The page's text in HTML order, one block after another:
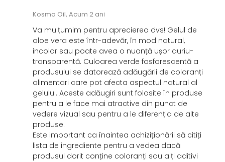
Kosmo Oil, Acum 2 ani
Va mulțumim pentru aprecierea dvs! Gelul de
aloe vera este într-adevăr, în mod natural,
incolor sau poate avea o nuanță ușor auriu-
transparentă. Culoarea verde fosforescentă a
produsului se datorează adăugării de coloranți
alimentari care pot afecta aspectul natural al
gelului. Aceste adăugiri sunt folosite în produse
pentru a le face mai atractive din punct de
vedere vizual sau pentru a le diferenția de alte
produse.
Este important ca înaintea achiziționării să citiți
lista de ingrediente pentru a vedea dacă
produsul dorit conține coloranți sau alți aditivi